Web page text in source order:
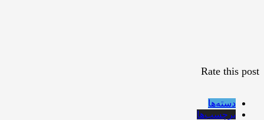
Rate this post
دسته‌ها
برچسب‌ها